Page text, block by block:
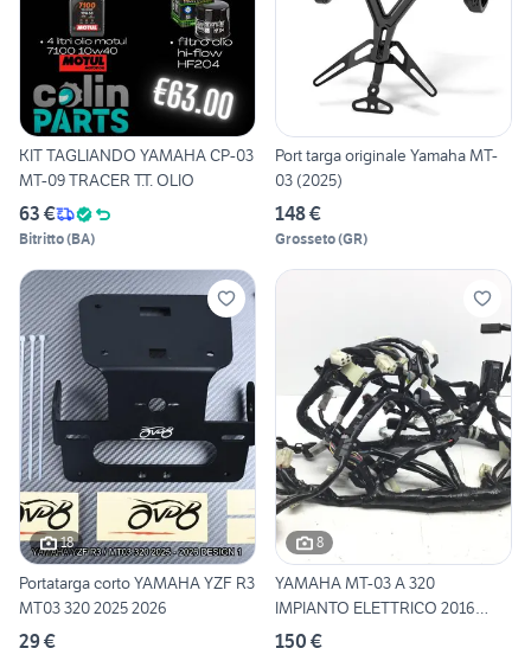
KIT TAGLIANDO YAMAHA CP-03
MT-09 TRACER T.T. OLIO
63 €
Bitritto(BA)
Port targa originale Yamaha MT-
03 (2025)
148 €
Grosseto(GR)
18
Portatarga corto YAMAHA YZF R3
MT03 320 2025 2026
29 €
8
YAMAHA MT-03 A 320
IMPIANTO ELETTRICO 2016
RH07K
150 €